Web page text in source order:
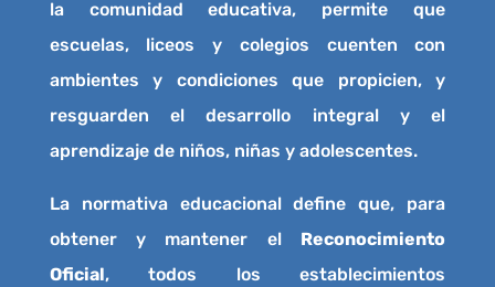
la comunidad educativa, permite que
escuelas, liceos y colegios cuenten con
ambientes y condiciones que propicien, y
resguarden el desarrollo integral y el
aprendizaje de niños, niñas y adolescentes.
La normativa educacional define que, para
obtener y mantener el
Reconocimiento
Oficial, todos los establecimientos